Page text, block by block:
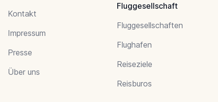
Kontakt
Impressum
Presse
Über uns
Fluggesellschaft
Fluggesellschaften
Flughafen
Reiseziele
Reisburos